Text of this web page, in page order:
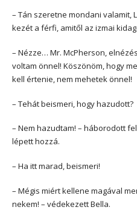
– Tán szeretne mondani valamit,
kezét a férfi, amitől az izmai
– Nézze… Mr. McPherson,
voltam önnel! Köszönöm, hogy
kell értenie, nem mehetek önnel!
– Tehát beismeri, hogy hazudott?
– Nem hazudtam! – háborodott
lépett hozzá.
– Ha itt marad, beismeri!
– Mégis miért kellene magával
nekem! – védekezett Bella.